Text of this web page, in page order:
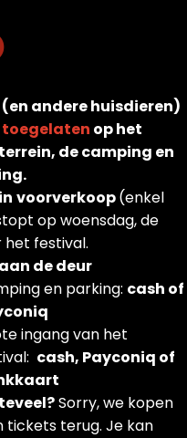
andere huisdieren)
op het
de camping en
voorverkoop(enkel
op woensdag, de
het festival.
de deur
en parking: cash of
ingang van het
cash, Payconiq of
Sorry, we kopen
tickets terug. Je kan